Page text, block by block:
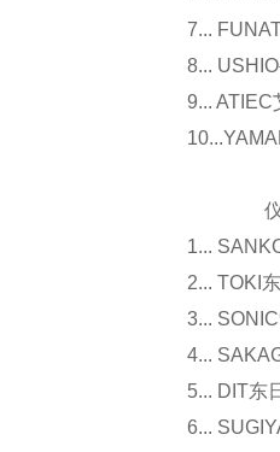
7...
8...
9...
仪器
1...
2... TOKI
3...
4...
5... DIT东
6...